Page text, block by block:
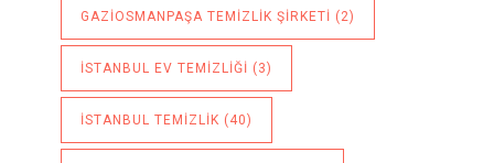
GAZIOSMANPAŞA TEMIZLIK ŞIRKETI (2)
ISTANBUL EV TEMIZLIĞI (3)
ISTANBUL TEMIZLIK (40)